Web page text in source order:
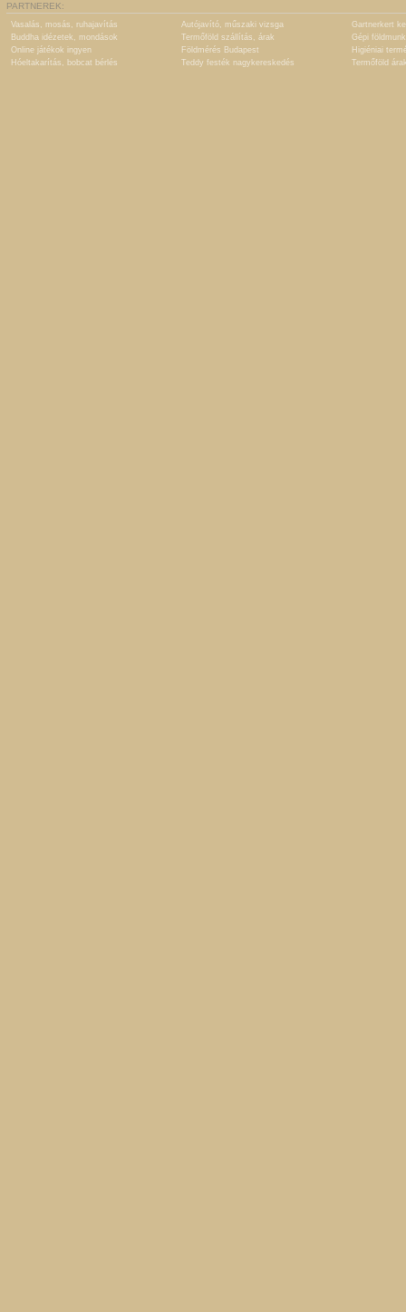
PARTNEREK:
Vasalás, mosás, ruhajavítás Autójavító, műszaki vizsga
Gartnerkert
Buddha idézetek, mondások
Termőföld szállítás, árak
Gépi
Online játékok ingyen
Földmérés Budapest
Higiéniai
Hóeltakarítás, bobcat bérlés
Teddy festék nagykereskedés Termőföld